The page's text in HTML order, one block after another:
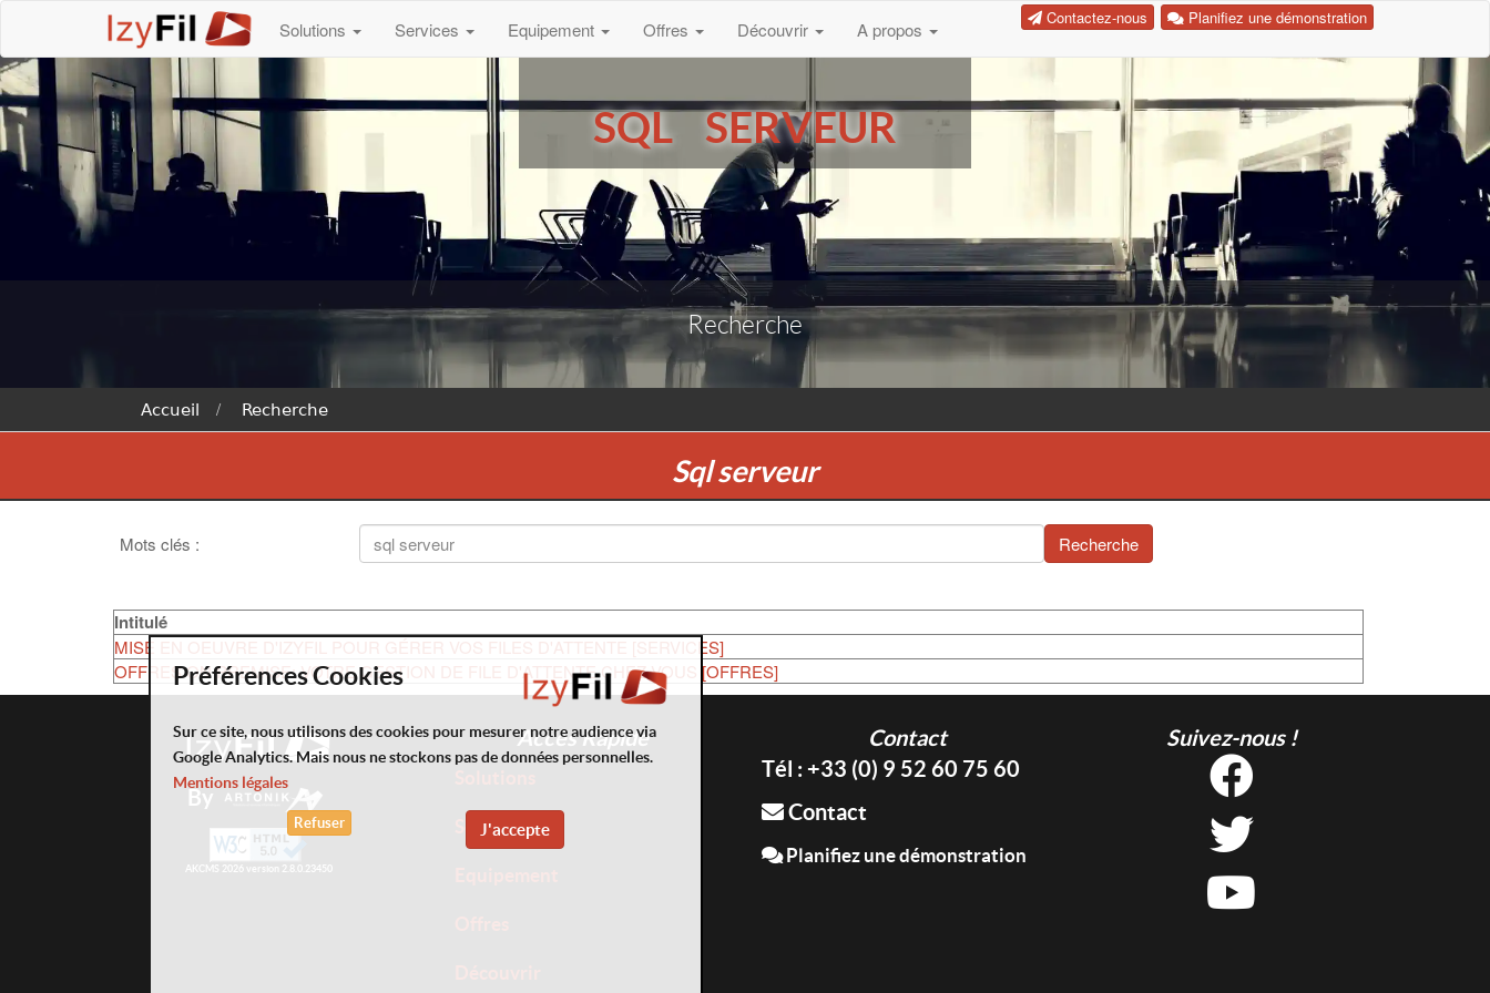
Planifiez une démonstration
Contactez-nous
Solutions Services Equipement Offres Découvrir A propos
SQL SERVEUR
Recherche
Accueil Recherche
Sql serveur
Mots clés : Recherche
Intitulé
MISE EN OEUVRE D'IZYFIL POUR GÉRER VOS FILES D'ATTENTE [SERVICES]
OFFRES ON PREMISE: VOTRE GESTION DE FILE D'ATTENTE CHEZ VOUS [OFFRES]
By
AKCMS 2026 version 2.8.0.23450
Accès Rapide
Services
Contact
Tél : +33 (0) 9 52 60 75 60
Contact
Planifiez une démonstration
Suivez-nous !
Préférences Cookies
Sur ce site, nous utilisons des cookies pour mesurer notre audience via
Google Analytics. Mais nous ne stockons pas de données personnelles.
Mentions légales
J'accepte
Refuser